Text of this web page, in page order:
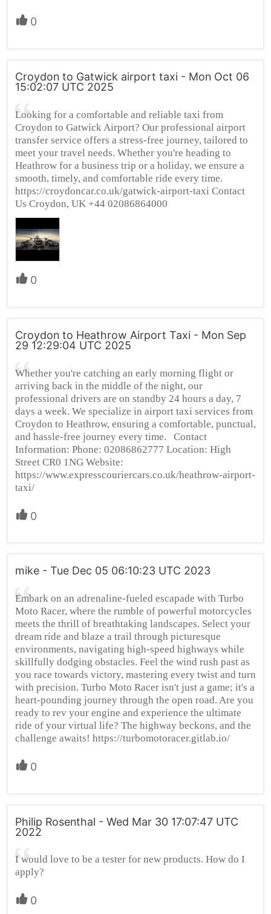
0
Croydon to Gatwick airport taxi - Mon Oct 06
15:02:07 UTC 2025
Looking for a comfortable and reliable taxi from
Croydon to Gatwick Airport? Our professional airport
transfer service offers a stress-free journey, tailored to
meet your travel needs. Whether you're heading to
Heathrow for a business trip or a holiday, we ensure a
smooth, timely, and comfortable ride every time.
https://croydoncar.co.uk/gatwick-airport-taxi Contact
Us Croydon, UK +44 02086864000
0
Croydon to Heathrow Airport Taxi - Mon Sep
29 12:29:04 UTC 2025
Whether you're catching an early morning flight or
arriving back in the middle of the night, our
professional drivers are on standby 24 hours a day, 7
days a week. We specialize in airport taxi services from
Croydon to Heathrow, ensuring a comfortable, punctual,
and hassle-free journey every time. Contact
Information: Phone: 02086862777 Location: High
Street CR0 1NG Website:
https://www.expresscouriercars.co.uk/heathrow-airport-
taxi/
0
mike - Tue Dec 05 06:10:23 UTC 2023
Embark on an adrenaline-fueled escapade with Turbo
Moto Racer, where the rumble of powerful motorcycles
meets the thrill of breathtaking landscapes. Select your
dream ride and blaze a trail through picturesque
environments, navigating high-speed highways while
skillfully dodging obstacles. Feel the wind rush past as
you race towards victory, mastering every twist and turn
with precision. Turbo Moto Racer isn't just a game; it's a
heart-pounding journey through the open road. Are you
ready to rev your engine and experience the ultimate
ride of your virtual life? The highway beckons, and the
challenge awaits! https://turbomotoracer.gitlab.io/
0
Philip Rosenthal - Wed Mar 30 17:07:47 UTC
2022
I would love to be a tester for new products. How do I
apply?
0